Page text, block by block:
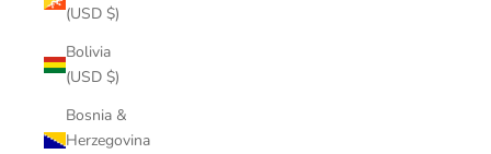
(USD $)
Bolivia
(USD $)
Bosnia &
Herzegovina